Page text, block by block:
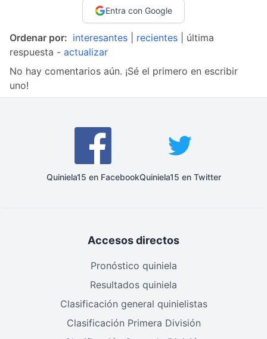
Entra con Google
Ordenar por: interesantes recientes | última
respuesta - actualizar
No hay comentarios aún. ¡Sé el primero en escribir
uno!
Quiniela15 en FacebookQuiniela15 en Twitter
Accesos directos
Pronóstico quiniela
Resultados quiniela
Clasificación general quinielistas
Clasificación Primera División